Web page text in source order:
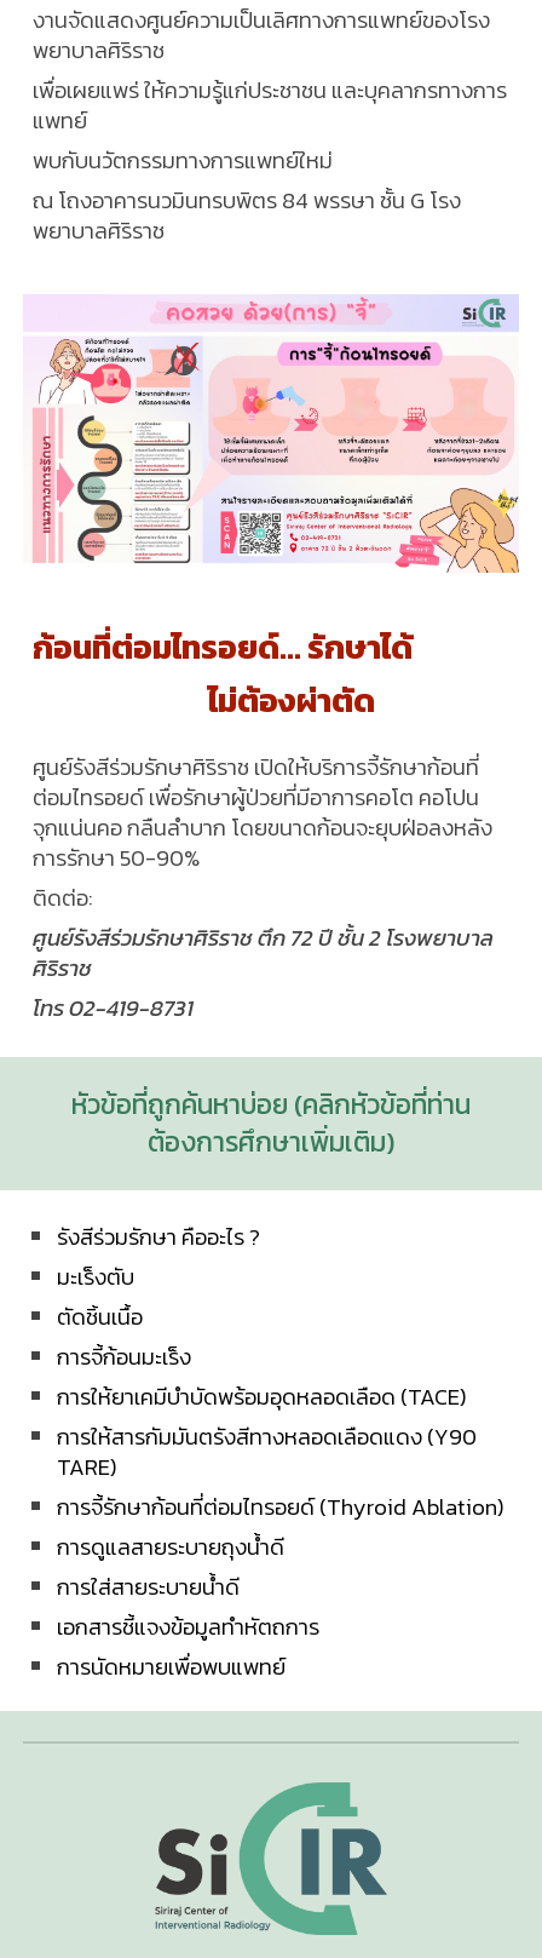
งานจัดแสดงศูนย์ความเป็นเลิศทางการแพทย์ของโรง
พยาบาลศิริราช
เพื่อเผยแพร่ ให้ความรู้แก่ประชาชน และบุคลากรทางการ
แพทย์
พบกับนวัตกรรมทางการแพทย์ใหม่
ณ โถงอาคารนวมินทรบพิตร 84 พรรษา ชั้น G โรง
พยาบาลศิริราช
ก้อนที่ต่อมไทรอยด์... รักษาได้
ไม่ต้องผ่าตัด
ศูนย์รังสีร่วมรักษาศิริราช เปิดให้บริการจี้รักษาก้อนที่
ต่อมไทรอยด์ เพื่อรักษาผู้ป่วยที่มีอาการคอโต คอโปน
จุกแน่นคอ กลืนลำบาก โดยขนาดก้อนจะยุบฝ่อลงหลัง
การรักษา 50-90%
ติดต่อ:
ศูนย์รังสีร่วมรักษาศิริราช ตึก 72 ปี ชั้น 2 โรงพยาบาล
ศิริราช
โทร 02-419-8731
หัวข้อที่ถูกค้นหาบ่อย (คลิกหัวข้อที่ท่าน
ต้องการศึกษาเพิ่มเติม)
รังสีร่วมรักษา คืออะไร ?
มะเร็งตับ
ตัดชิ้นเนื้อ
การจี้ก้อนมะเร็ง
การให้ยาเคมีบำบัดพร้อมอุดหลอดเลือด (TACE)
การให้สารกัมมันตรังสีทางหลอดเลือดแดง (Y90
TARE)
การจี้รักษาก้อนที่ต่อมไทรอยด์ (Thyroid Ablation)
การดูแลสายระบายถุงน้ำดี
การใส่สายระบายน้ำดี
เอกสารชี้แจงข้อมูลทำหัตถการ
การนัดหมายเพื่อพบแพทย์